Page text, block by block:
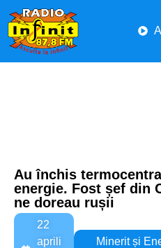
Au închis
energie. Fost șef din
ne doreau rușii
22
aprili
Minerit și